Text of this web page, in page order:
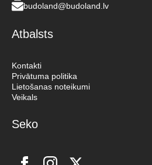
budoland@budoland.lv
Atbalsts
Kontakti
Privātuma politika
Lietošanas noteikumi
Veikals
Seko